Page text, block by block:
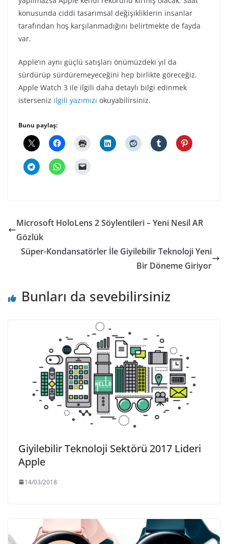
konusunda ciddi tasarımsal değişikliklerin insanlar
tarafından hoş karşılanmadığını belirtmekte de fayda
var.
Apple’ın aynı güçlü satışları önümüzdeki yıl da
sürdürüp sürdüremeyeceğini hep birlikte göreceğiz.
Apple Watch 3 ile ilgili daha detaylı bilgi edinmek
isterseniz ilgili yazımızı okuyabilirsiniz.
Bunu paylaş:
Microsoft HoloLens 2 Söylentileri – Yeni Nesil AR
Gözlük
Süper-Kondansatörler İle Giyilebilir Teknoloji Yeni
Bir Döneme Giriyor
Bunları da sevebilirsiniz
Giyilebilir Teknoloji Sektörü 2017 Lideri
Apple
14/03/2018